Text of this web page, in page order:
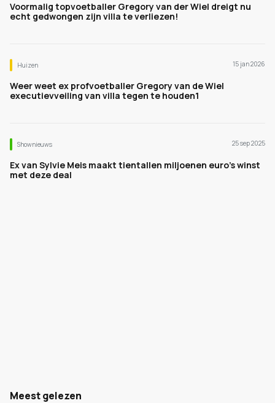
Voormalig topvoetballer Gregory van der Wiel dreigt nu
echt gedwongen zijn villa te verliezen!
Huizen 15 jan 2026
Weer weet ex profvoetballer Gregory van de Wiel
executievveiling van villa tegen te houden1
Shownieuws 25 sep 2025
Ex van Sylvie Meis maakt tientallen miljoenen euro’s winst
met deze deal
Meest gelezen